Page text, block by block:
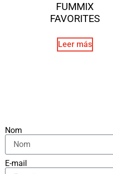
FUMMIX
FAVORITES
Leer más
Nom
E-mail